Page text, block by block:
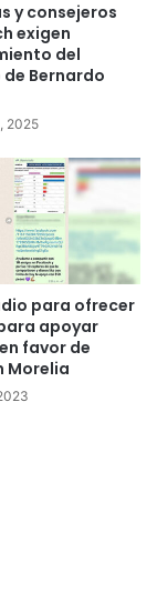
y consejeros
exigen
del
Bernardo
2025
para ofrecer
apoyar
favor de
Morelia